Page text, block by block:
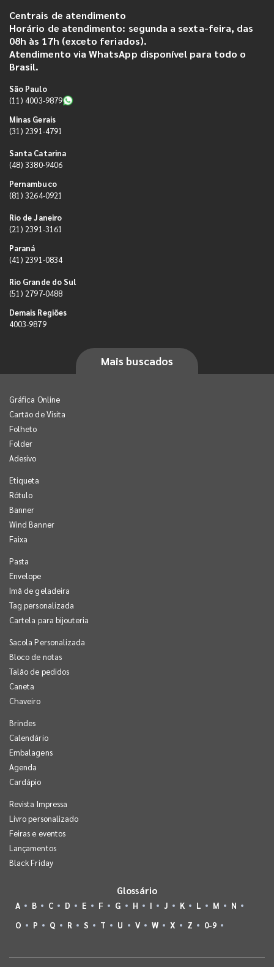
Centrais de atendimento
Horário de atendimento: segunda a sexta-feira, das
08h às 17h (exceto feriados).
Atendimento via WhatsApp disponível para todo o
Brasil.
São Paulo
(11) 4003-9879
Minas Gerais
(31) 2391-4791
Santa Catarina
(48) 3380-9406
Pernambuco
(81) 3264-0921
Rio de Janeiro
(21) 2391-3161
Paraná
(41) 2391-0834
Rio Grande do Sul
(51) 2797-0488
Demais Regiões
4003-9879
Mais buscados
Gráfica Online
Cartão de Visita
Folheto
Folder
Adesivo
Etiqueta
Rótulo
Banner
Wind Banner
Faixa
Pasta
Envelope
Imã de geladeira
Tag personalizada
Cartela para bijouteria
Sacola Personalizada
Bloco de notas
Talão de pedidos
Caneta
Chaveiro
Brindes
Calendário
Embalagens
Agenda
Cardápio
Revista Impressa
Livro personalizado
Feiras e eventos
Lançamentos
Black Friday
Glossário
A B C D E F G H I J K L M
N
O
P Q R S T U V W X Z 0-9